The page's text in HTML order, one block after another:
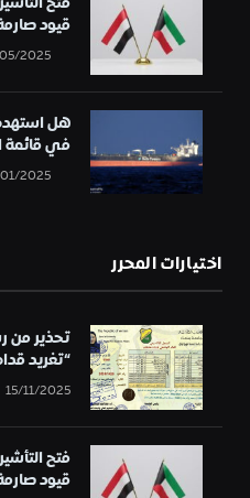
قيود
2025
هل
في قائمة
2025
اختيارات المحرر
تحذير من
“تغريد
15/11/2025
فتح
قيود